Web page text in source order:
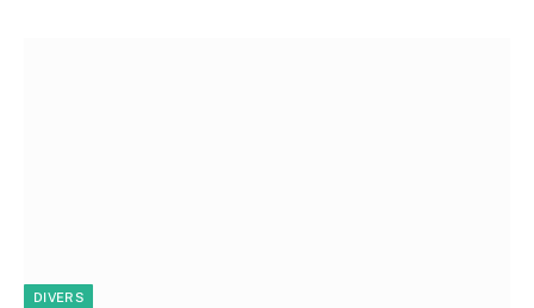
DIVERS